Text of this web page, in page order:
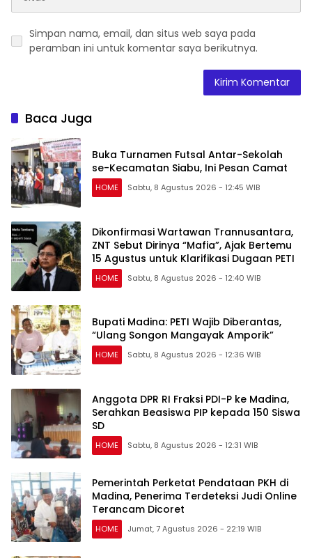
Simpan nama, email, dan situs web saya pada
peramban ini untuk komentar saya berikutnya.
Baca Juga
Buka Turnamen Futsal Antar-Sekolah
se-Kecamatan Siabu, Ini Pesan Camat
HOME Sabtu, 8 Agustus 2026 - 12:45 WIB
Dikonfirmasi Wartawan Trannusantara,
ZNT Sebut Dirinya “Mafia”, Ajak Bertemu
15 Agustus untuk Klarifikasi Dugaan PETI
HOME Sabtu, 8 Agustus 2026 - 12:40 WIB
Bupati Madina: PETI Wajib Diberantas,
“Ulang Songon Mangayak Amporik”
HOME Sabtu, 8 Agustus 2026 - 12:36 WIB
Anggota DPR RI Fraksi PDI-P ke Madina,
Serahkan Beasiswa PIP kepada 150 Siswa
SD
HOME Sabtu, 8 Agustus 2026 - 12:31 WIB
Pemerintah Perketat Pendataan PKH di
Madina, Penerima Terdeteksi Judi Online
Terancam Dicoret
HOME Jumat, 7 Agustus 2026 - 22:19 WIB